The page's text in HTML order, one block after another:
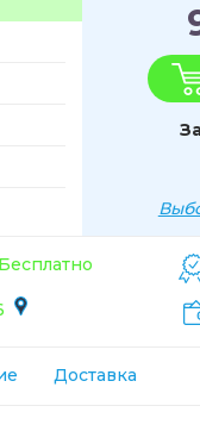
Бесплатно
Доставка